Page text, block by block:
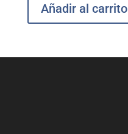
Añadir al carrito